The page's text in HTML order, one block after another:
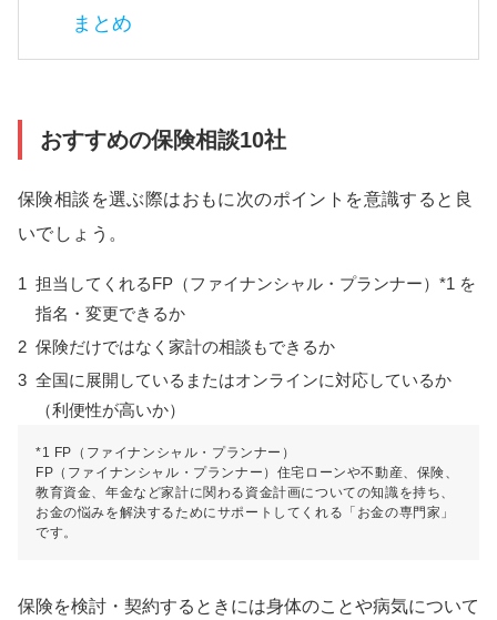
まとめ
おすすめの保険相談10社
保険相談を選ぶ際はおもに次のポイントを意識すると良
いでしょう。
1 担当してくれるFP（ファイナンシャル・プランナー）*1 を
指名・変更できるか
2 保険だけではなく家計の相談もできるか
3 全国に展開しているまたはオンラインに対応しているか
（利便性が高いか）
*1 FP（ファイナンシャル・プランナー）
FP（ファイナンシャル・プランナー）住宅ローンや不動産、保険、
教育資金、年金など家計に関わる資金計画についての知識を持ち、
お金の悩みを解決するためにサポートしてくれる「お金の専門家」
です。
保険を検討・契約するときには身体のことや病気について